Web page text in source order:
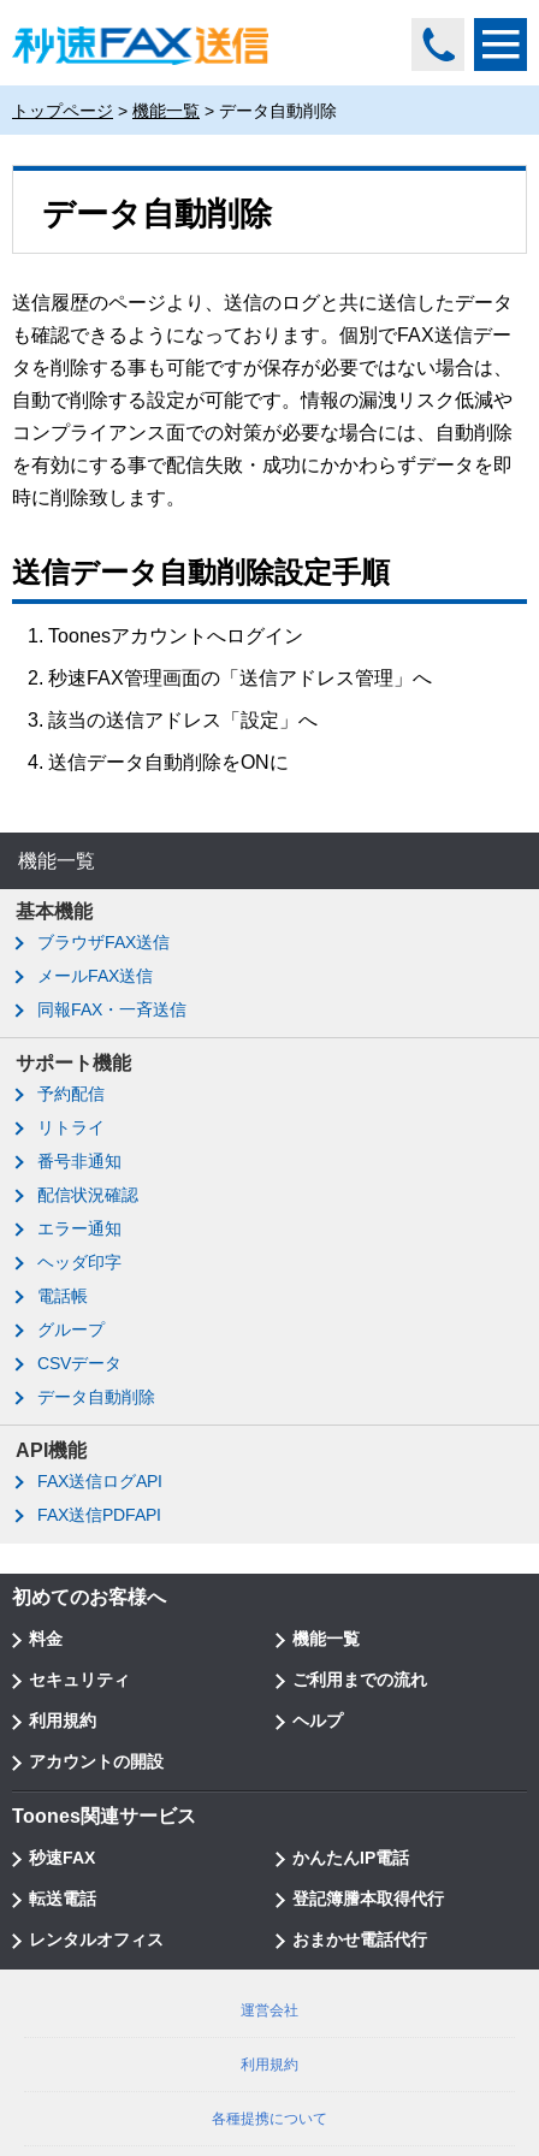
トップページ > 機能一覧 > データ自動削除
データ自動削除
送信履歴のページより、送信のログと共に送信したデータ
も確認できるようになっております。個別でFAX送信デー
タを削除する事も可能ですが保存が必要ではない場合は、
自動で削除する設定が可能です。情報の漏洩リスク低減や
コンプライアンス面での対策が必要な場合には、自動削除
を有効にする事で配信失敗・成功にかかわらずデータを即
時に削除致します。
送信データ自動削除設定手順
Toonesアカウントへログイン
秒速FAX管理画面の「送信アドレス管理」へ
該当の送信アドレス「設定」へ
送信データ自動削除をONに
機能一覧
基本機能
ブラウザFAX送信
メールFAX送信
同報FAX・一斉送信
サポート機能
予約配信
リトライ
番号非通知
配信状況確認
エラー通知
ヘッダ印字
電話帳
グループ
CSVデータ
データ自動削除
API機能
FAX送信ログAPI
FAX送信PDFAPI
初めてのお客様へ
料金 機能一覧
セキュリティ ご利用までの流れ
利用規約 ヘルプ
アカウントの開設
Toones関連サービス
秒速FAX かんたんIP電話
転送電話 登記簿謄本取得代行
レンタルオフィス おまかせ電話代行
運営会社
利用規約
各種提携について